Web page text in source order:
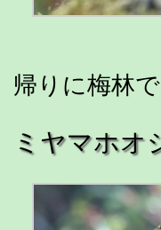
帰りに梅林で
ミヤマホオ